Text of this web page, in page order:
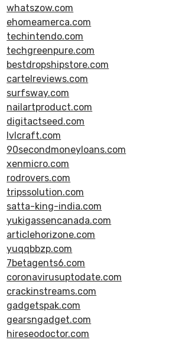
whatszow.com
ehomeamerca.com
techintendo.com
techgreenpure.com
bestdropshipstore.com
cartelreviews.com
surfsway.com
nailartproduct.com
digitactseed.com
lvlcraft.com
90secondmoneyloans.com
xenmicro.com
rodrovers.com
tripssolution.com
satta-king-india.com
yukigassencanada.com
articlehorizone.com
yuqqbbzp.com
7betagents6.com
coronavirusuptodate.com
crackinstreams.com
gadgetspak.com
gearsngadget.com
hireseodoctor.com